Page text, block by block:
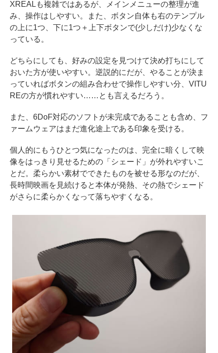
XREALも複雑ではあるが、メインメニューの整理が進
み、操作はしやすい。また、ボタン自体も右のテンプル
の上に1つ、下に1つ＋上下ボタンで(少しだけ)少なくな
っている。
どちらにしても、好みの設定を見つけて決め打ちにして
おいた方が使いやすい。逆説的にだが、やることが決ま
っていればボタンの組み合わせで操作しやすい分、VITU
REの方が慣れやすい……とも言えるだろう。
また、6DoF対応のソフトが未完成であることも含め、フ
ァームウェアはまだ進化途上である印象を受ける。
個人的にもうひとつ気になったのは、完全に暗くして映
像をはっきり見せるための「シェード」が外れやすいこ
とだ。柔らかい素材でできたものを被せる形なのだが、
長時間映画を見続けると本体が発熱、その熱でシェード
がさらに柔らかくなって落ちやすくなる。